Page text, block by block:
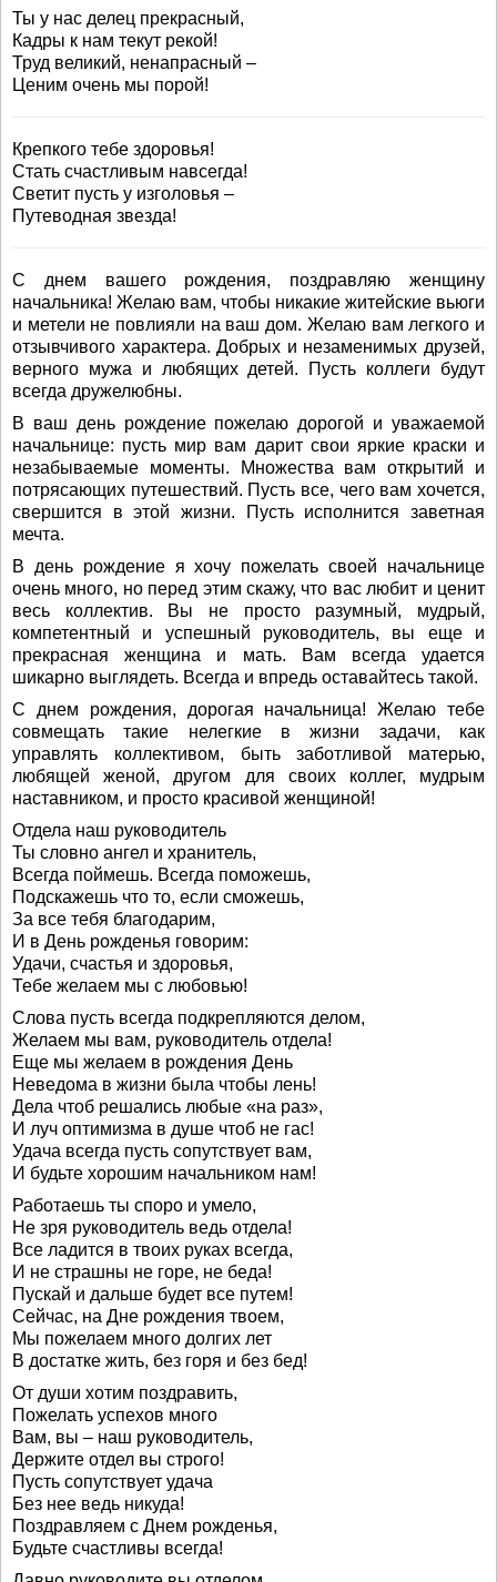
Ты у нас делец прекрасный,
Кадры к нам текут рекой!
Труд великий, ненапрасный –
Ценим очень мы порой!
Крепкого тебе здоровья!
Стать счастливым навсегда!
Светит пусть у изголовья –
Путеводная звезда!
С днем вашего рождения, поздравляю женщину
начальника! Желаю вам, чтобы никакие житейские вьюги
и метели не повлияли на ваш дом. Желаю вам легкого и
отзывчивого характера. Добрых и незаменимых друзей,
верного мужа и любящих детей. Пусть коллеги будут
всегда дружелюбны.
В ваш день рождение пожелаю дорогой и уважаемой
начальнице: пусть мир вам дарит свои яркие краски и
незабываемые моменты. Множества вам открытий и
потрясающих путешествий. Пусть все, чего вам хочется,
свершится в этой жизни. Пусть исполнится заветная
мечта.
В день рождение я хочу пожелать своей начальнице
очень много, но перед этим скажу, что вас любит и ценит
весь коллектив. Вы не просто разумный, мудрый,
компетентный и успешный руководитель, вы еще и
прекрасная женщина и мать. Вам всегда удается
шикарно выглядеть. Всегда и впредь оставайтесь такой.
С днем рождения, дорогая начальница! Желаю тебе
совмещать такие нелегкие в жизни задачи, как
управлять коллективом, быть заботливой матерью,
любящей женой, другом для своих коллег, мудрым
наставником, и просто красивой женщиной!
Отдела наш руководитель
Ты словно ангел и хранитель,
Всегда поймешь. Всегда поможешь,
Подскажешь что то, если сможешь,
За все тебя благодарим,
И в День рожденья говорим:
Удачи, счастья и здоровья,
Тебе желаем мы с любовью!
Слова пусть всегда подкрепляются делом,
Желаем мы вам, руководитель отдела!
Еще мы желаем в рождения День
Неведома в жизни была чтобы лень!
Дела чтоб решались любые «на раз»,
И луч оптимизма в душе чтоб не гас!
Удача всегда пусть сопутствует вам,
И будьте хорошим начальником нам!
Работаешь ты споро и умело,
Не зря руководитель ведь отдела!
Все ладится в твоих руках всегда,
И не страшны не горе, не беда!
Пускай и дальше будет все путем!
Сейчас, на Дне рождения твоем,
Мы пожелаем много долгих лет
В достатке жить, без горя и без бед!
От души хотим поздравить,
Пожелать успехов много
Вам, вы – наш руководитель,
Держите отдел вы строго!
Пусть сопутствует удача
Без нее ведь никуда!
Поздравляем с Днем рожденья,
Будьте счастливы всегда!